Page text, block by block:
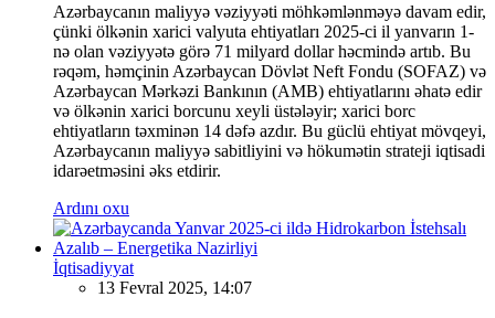
Azərbaycanın maliyyə vəziyyəti möhkəmlənməyə davam edir,
çünki ölkənin xarici valyuta ehtiyatları 2025-ci il yanvarın 1-
nə olan vəziyyətə görə 71 milyard dollar həcmində artıb. Bu
rəqəm, həmçinin Azərbaycan Dövlət Neft Fondu (SOFAZ) və
Azərbaycan Mərkəzi Bankının (AMB) ehtiyatlarını əhatə edir
və ölkənin xarici borcunu xeyli üstələyir; xarici borc
ehtiyatların təxminən 14 dəfə azdır. Bu güclü ehtiyat mövqeyi,
Azərbaycanın maliyyə sabitliyini və hökumətin strateji iqtisadi
idarəetməsini əks etdirir.
Ardını oxu
İqtisadiyyat
13 Fevral 2025, 14:07